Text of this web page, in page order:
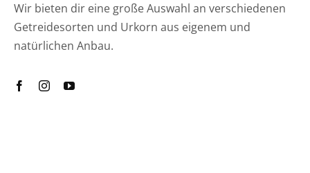
Wir bieten dir eine große Auswahl an verschiedenen
Getreidesorten und Urkorn aus eigenem und
natürlichen Anbau.